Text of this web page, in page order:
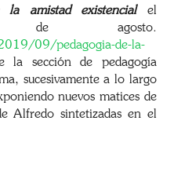
la amistad existencial el
de agosto.
09/pedagogia-de-la-
la sección de pedagogía
sucesivamente a lo largo
nuevos matices de
Alfredo sintetizadas en el